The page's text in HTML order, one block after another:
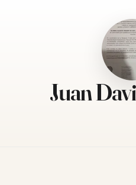
Juan